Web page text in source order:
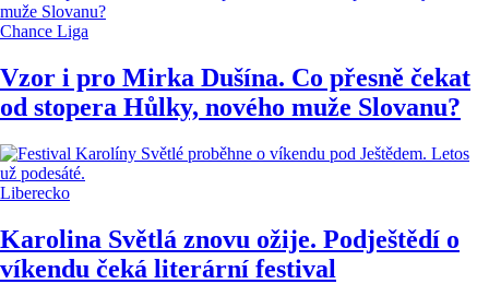
Chance Liga
Vzor i pro Mirka Dušína. Co přesně čekat
od stopera Hůlky, nového muže Slovanu?
Liberecko
Karolina Světlá znovu ožije. Podještědí o
víkendu čeká literární festival